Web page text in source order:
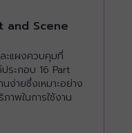
and Scene
ะแผงควบคุมที่
ระกอบ 16 Part
ง่ายซึ่งเหมาะอย่าง
าพในการใช้งาน